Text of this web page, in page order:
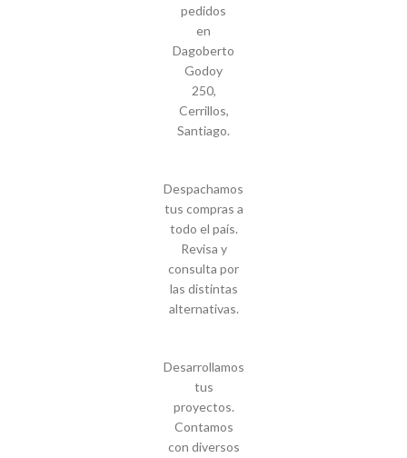
pedidos
en
Dagoberto
Godoy
250,
Cerrillos,
Santiago.
Despachamos
tus compras a
todo el país.
Revisa y
consulta por
las distintas
alternativas.
Desarrollamos
tus
proyectos.
Contamos
con diversos